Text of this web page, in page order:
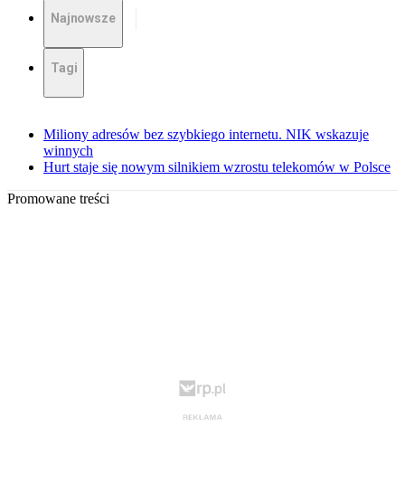
Najnowsze
Tagi
Miliony adresów bez szybkiego internetu. NIK wskazuje
winnych
Hurt staje się nowym silnikiem wzrostu telekomów w Polsce
Promowane treści